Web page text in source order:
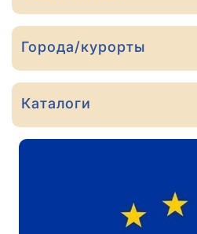
Города/курорты
Каталоги